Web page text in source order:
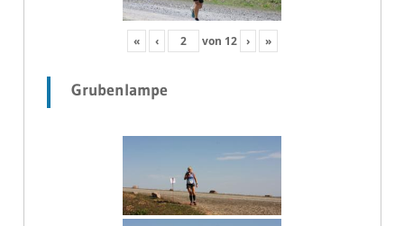
« ‹ von 12 › »
Grubenlampe